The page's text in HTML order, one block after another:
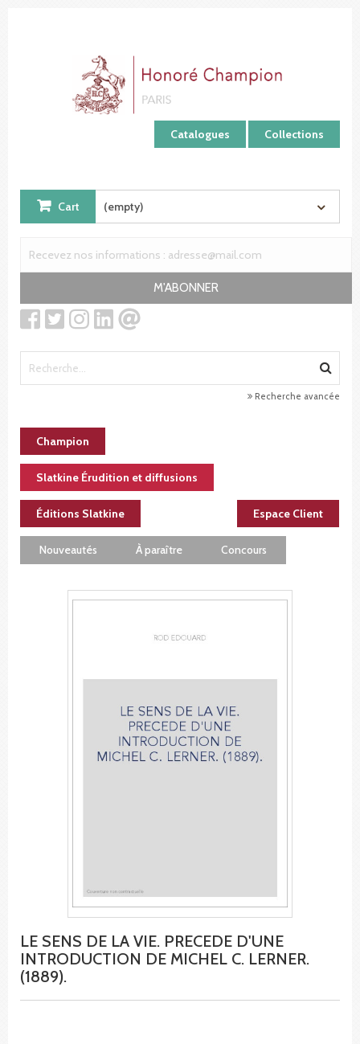
Catalogues Collections
Cart (empty)
M'ABONNER
Recherche avancée
Champion
Slatkine Érudition et diffusions
Éditions Slatkine Espace Client
Nouveautés À paraître Concours
LE SENS DE LA VIE. PRECEDE D'UNE
INTRODUCTION DE MICHEL C. LERNER.
(1889).